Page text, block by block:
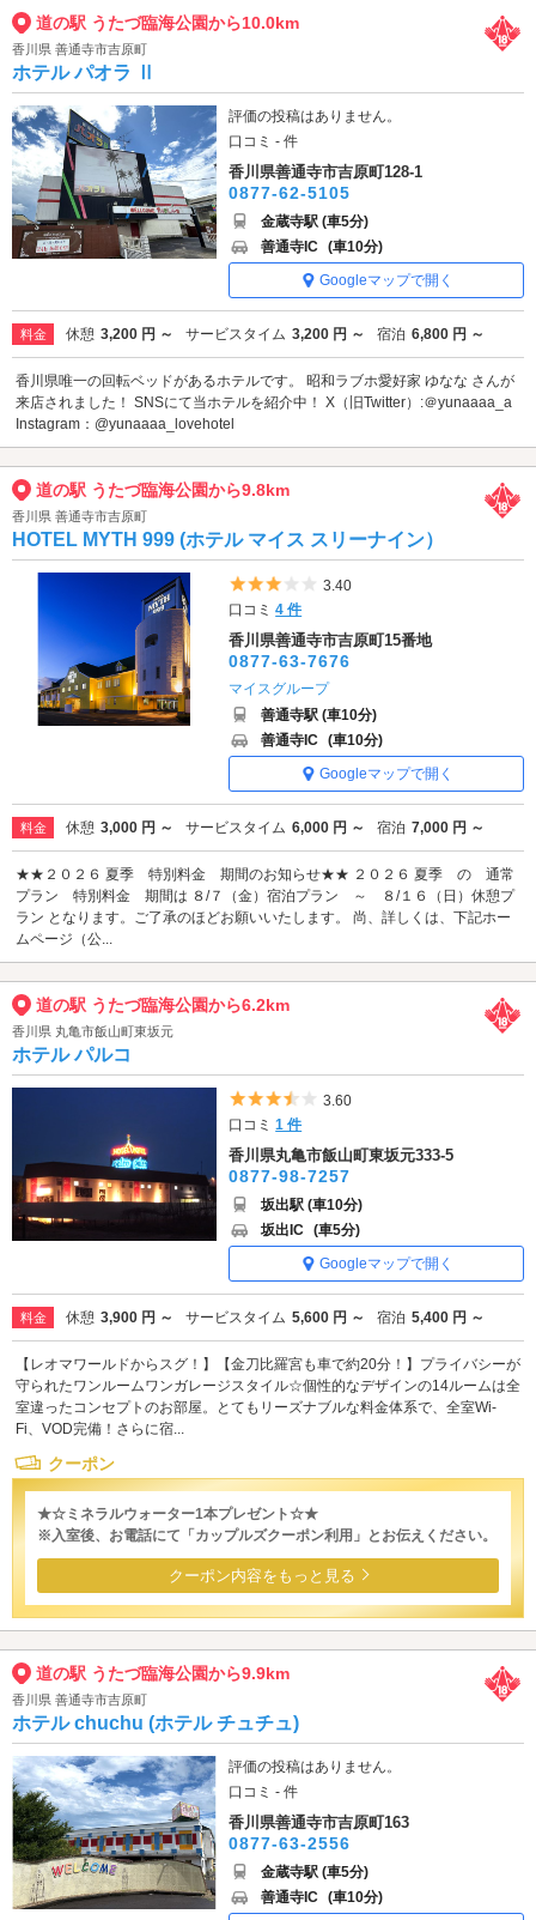
道の駅 うたづ臨海公園から10.0km
香川県 善通寺市吉原町
ホテル パオラ Ⅱ
評価の投稿はありません。
口コミ - 件
香川県善通寺市吉原町128-1
0877-62-5105
金蔵寺駅 (車5分)
善通寺IC (車10分)
Googleマップで開く
料金 休憩 3,200 円 ～ サービスタイム 3,200 円 ～ 宿泊 6,800 円 ～
香川県唯一の回転ベッドがあるホテルです。 昭和ラブホ愛好家 ゆなな さんが
来店されました！ SNSにて当ホテルを紹介中！ X（旧Twitter）:＠yunaaaa_a
Instagram：@yunaaaa_lovehotel
道の駅 うたづ臨海公園から9.8km
香川県 善通寺市吉原町
HOTEL MYTH 999 (ホテル マイス スリーナイン）
5つ星のうち3
3.40
口コミ4 件
香川県善通寺市吉原町15番地
0877-63-7676
マイスグループ
善通寺駅 (車10分)
善通寺IC (車10分)
Googleマップで開く
料金 休憩 3,000 円 ～ サービスタイム 6,000 円 ～ 宿泊 7,000 円 ～
★★２０２６ 夏季 特別料金 期間のお知らせ★★ ２０２６ 夏季 の 通常
プラン 特別料金 期間は ８/７（金）宿泊プラン ～ ８/１６（日）休憩プ
ラン となります。ご了承のほどお願いいたします。 尚、詳しくは、下記ホー
ムページ（公...
道の駅 うたづ臨海公園から6.2km
香川県 丸亀市飯山町東坂元
ホテル パルコ
5つ星のうち3.5
3.60
口コミ1 件
香川県丸亀市飯山町東坂元333-5
0877-98-7257
坂出駅 (車10分)
坂出IC (車5分)
Googleマップで開く
料金 休憩 3,900 円 ～ サービスタイム 5,600 円 ～ 宿泊 5,400 円 ～
【レオマワールドからスグ！】【金刀比羅宮も車で約20分！】プライバシーが
守られたワンルームワンガレージスタイル☆個性的なデザインの14ルームは全
室違ったコンセプトのお部屋。とてもリーズナブルな料金体系で、全室Wi-
Fi、VOD完備！さらに宿...
クーポン
★☆ミネラルウォーター1本プレゼント☆★
※入室後、お電話にて「カップルズクーポン利用」とお伝えください。
クーポン内容をもっと見る
道の駅 うたづ臨海公園から9.9km
香川県 善通寺市吉原町
ホテル chuchu (ホテル チュチュ)
評価の投稿はありません。
口コミ - 件
香川県善通寺市吉原町163
0877-63-2556
金蔵寺駅 (車5分)
善通寺IC (車10分)